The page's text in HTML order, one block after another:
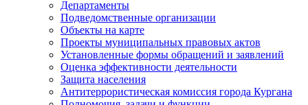
Департаменты
Подведомственные организации
Объекты на карте
Проекты муниципальных правовых актов
Установленные формы обращений и заявлений
Оценка эффективности деятельности
Защита населения
Антитеррористическая комиссия города Кургана